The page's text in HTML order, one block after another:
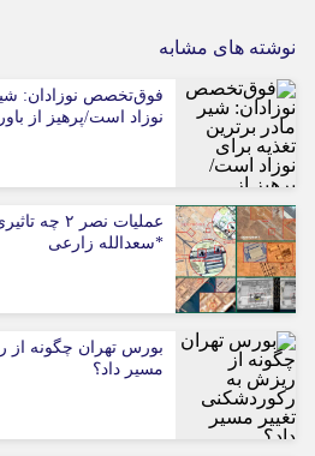
نوشته های مشابه
فوق‌تخصص نوزادان:
نوزاد است/پرهیز از
عملیات
*سعدالله زارعی
بورس تهران چگونه از
مسیر داد؟